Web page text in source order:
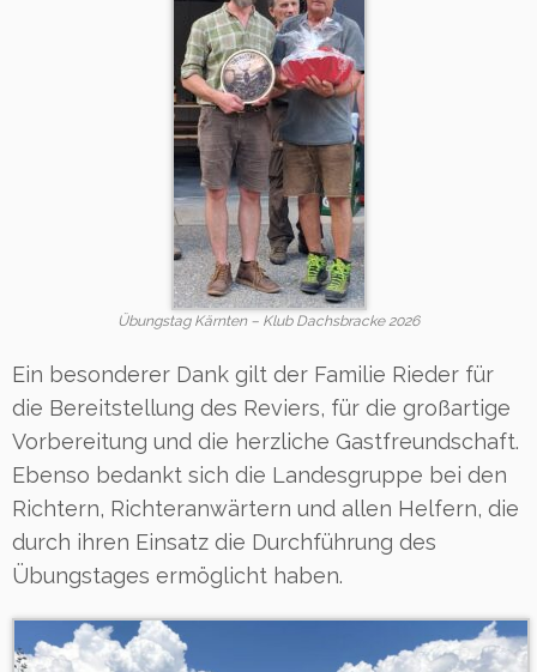
Übungstag Kärnten – Klub Dachsbracke 2026
Ein besonderer Dank gilt der Familie Rieder für
die Bereitstellung des Reviers, für die großartige
Vorbereitung und die herzliche Gastfreundschaft.
Ebenso bedankt sich die Landesgruppe bei den
Richtern, Richteranwärtern und allen Helfern, die
durch ihren Einsatz die Durchführung des
Übungstages ermöglicht haben.